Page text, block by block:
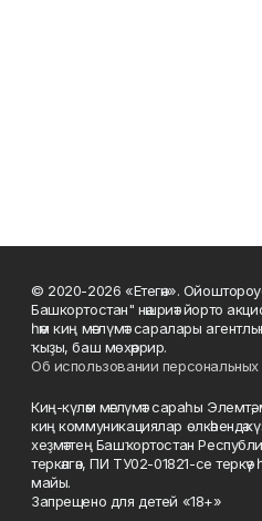
© 2020-2026 «Етегән».
Башкортостан" нәшриәт йорто
һәм киң мәғлүмәт саралары
ҡыҙы, баш мөхәррир.
Об использовании персональных
Киң-күләм мәғлүмәт сараһы Элемтә,
киң коммуникациялар өлкәһендә
хеҙмәттең Башҡортостан
теркәлгән, ПИ ТУ02-01821-се
майы.
Запрещено для детей «18+»